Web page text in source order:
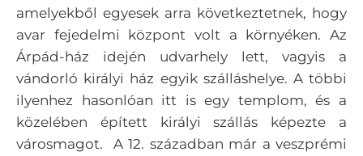
amelyekből egyesek arra következtetnek, hogy
avar fejedelmi központ volt a környéken. Az
Árpád-ház idején udvarhely lett, vagyis a
vándorló királyi ház egyik szálláshelye. A többi
ilyenhez hasonlóan itt is egy templom, és a
közelében épített királyi szállás képezte a
városmagot. A 12. században már a veszprémi